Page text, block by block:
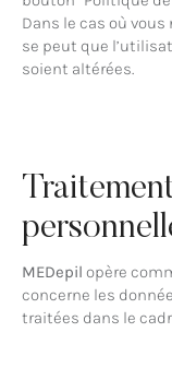
Dans le cas où
se peut que
soient altérées.
MEDepil opère
concerne les
traitées dans le